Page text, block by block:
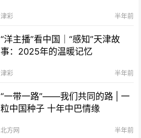
津彩 半年前
“洋主播”看中国｜“感知”天津故
事：2025年的温暖记忆
津彩 半年前
“一带一路”——我们共同的路 | 一
粒中国种子 十年中巴情缘
北方网 半年前